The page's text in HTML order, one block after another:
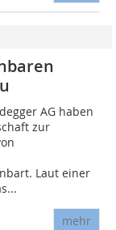
AG haben
zur
Laut einer
mehr